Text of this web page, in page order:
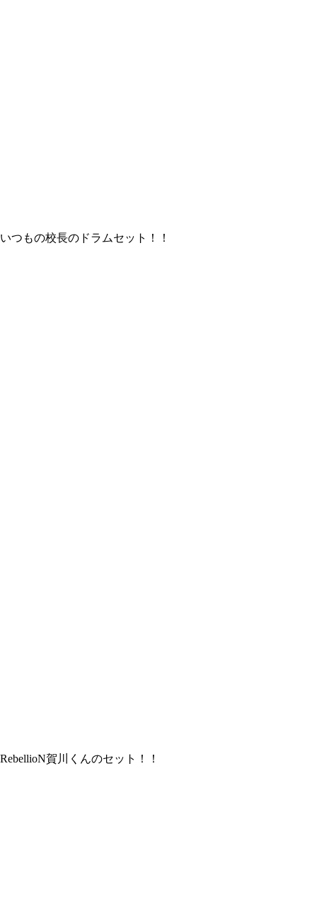
いつもの校長のドラムセット！！
RebellioN賀川くんのセット！！